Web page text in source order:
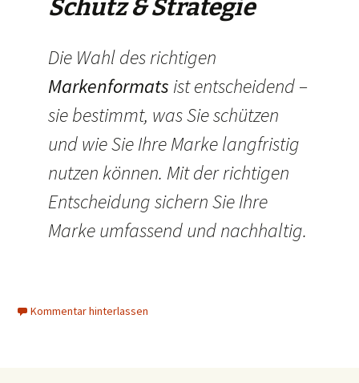
Schutz & Strategie
Die Wahl des richtigen
Markenformats ist entscheidend –
sie bestimmt, was Sie schützen
und wie Sie Ihre Marke langfristig
nutzen können. Mit der richtigen
Entscheidung sichern Sie Ihre
Marke umfassend und nachhaltig.
Kommentar hinterlassen